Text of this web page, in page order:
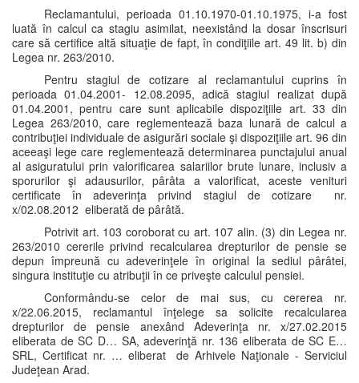
Reclamantului, perioada 01.10.1970-01.10.1975, i-a fost
luată în calcul ca stagiu asimilat, neexistând la dosar înscrisuri
care să certifice altă situaţie de fapt, în condiţiile art. 49 lit. b) din
Legea nr. 263/2010.
Pentru stagiul de cotizare al reclamantului cuprins în
perioada 01.04.2001- 12.08.2095, adică stagiul realizat după
01.04.2001, pentru care sunt aplicabile dispoziţiile art. 33 din
Legea 263/2010, care reglementează baza lunară de calcul a
contribuţiei individuale de asigurări sociale şi dispoziţiile art. 96 din
aceeaşi lege care reglementează determinarea punctajului anual
al asiguratului prin valorificarea salariilor brute lunare, inclusiv a
sporurilor şi adausurilor, pârâta a valorificat, aceste venituri
certificate în adeverinţa privind stagiul de cotizare nr.
x/02.08.2012 eliberată de pârâtă.
Potrivit art. 103 coroborat cu art. 107 alin. (3) din Legea nr.
263/2010 cererile privind recalcularea drepturilor de pensie se
depun împreună cu adeverinţele în original la sediul pârâtei,
singura instituţie cu atribuţii în ce priveşte calculul pensiei.
Conformându-se celor de mai sus, cu cererea nr.
x/22.06.2015, reclamantul înţelege sa solicite recalcularea
drepturilor de pensie anexând Adeverinţa nr. x/27.02.2015
eliberata de SC D… SA, adeverinţă nr. 136 eliberata de SC E…
SRL, Certificat nr. … eliberat de Arhivele Naţionale - Serviciul
Judeţean Arad.